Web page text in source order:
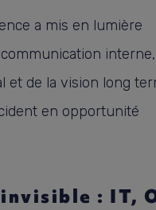
a mis en lumière
communication
et de la vision long
en opportunité
: IT,